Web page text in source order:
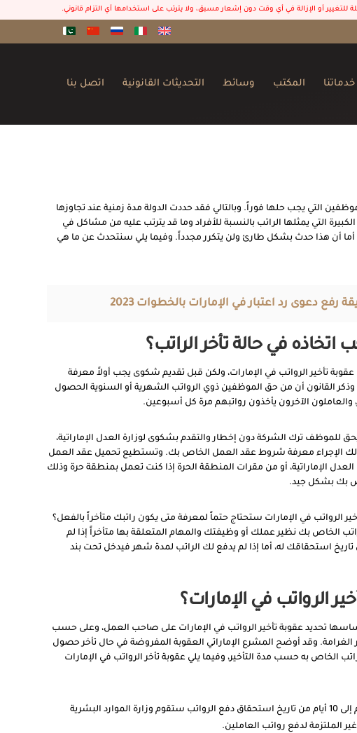
أو الإزالة في أي وقت دون إشعار مسبق، ولا يترتب على استخدامها أي التزام قانوني.
خدماتنا المكتب وسائط التحديثات القانونية اتصل بنا
التي يجب حلها فوراً. وبالتالي فقد حددت الدولة مدة زمنية عند تجاوزها
التي يمثلها الراتب بالنسبة للأفراد وما قد يترتب عليه من مشاكل في
أن هذا حدث بشكل طارئ ولن يتكرر مجدداً. وفيما يلي سنتحدث عن ما هي
رفع دعوى رد اعتبار في الإمارات بالخطوات 2023
اتخاذه في حالة تأخر الراتب؟
عقوبة تأخير الرواتب في الإمارات، ولكن قبل تقديم شكوى يجب أولاً معرفة
القانون أن من حق الموظفين ذوي الرواتب الشهرية أو السنوية الحصول
الآخرون يأخذون رواتبهم مرة كل أسبوعين.
للموظف ترك الشركة دون إخطار والتقدم بشكوى لوزارة العدل الإماراتية،
الإجراء معرفة شروط عقد العمل الخاص بك. وتستطيع تحميل عقد العمل
الإماراتية، أو من مقرات المنطقة الحرة إذا كنت تعمل بمنطقة حرة وذلك
بك بشكل جيد.
الرواتب في الإمارات ستحتاج حتماً لمعرفة متى يكون راتبك متأخراً بالفعل؟
الخاص بك نظير عملك أو وظيفتك والمهام المتعلقة بها متأخراً إذا لم
بعد 10 أيام من تاريخ استحقاقك له، أما إذا لم يدفع لك الراتب لمدة شهر فيدخل تحت بند
الرواتب في الإمارات؟
تحديد عقوبة تأخير الرواتب في الإمارات على صاحب العمل، وعلى حسب
الغرامة. وقد أوضح المشرع الإماراتي العقوبة المفروضة في حال تأخر حصول
الخاص به حسب مدة التأخير، وفيما يلي عقوبة تأخر الرواتب في الإمارات
في حالة مرور من 3 أيام إلى 10 أيام من تاريخ استحقاق دفع الرواتب ستقوم وزارة الموارد البشرية
الملتزمة لدفع رواتب العاملين.